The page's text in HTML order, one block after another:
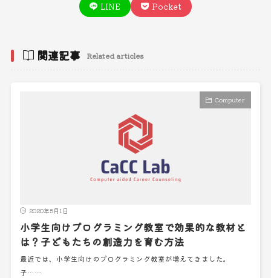
LINE
Pocket
関連記事 Related articles
Computer
2020年5月1日
小学生向けプログラミング教室で効果的な教材と
は？子どもたちの創造力を育む方法
最近では、小学生向けのプログラミング教室が増えてきました。
子……